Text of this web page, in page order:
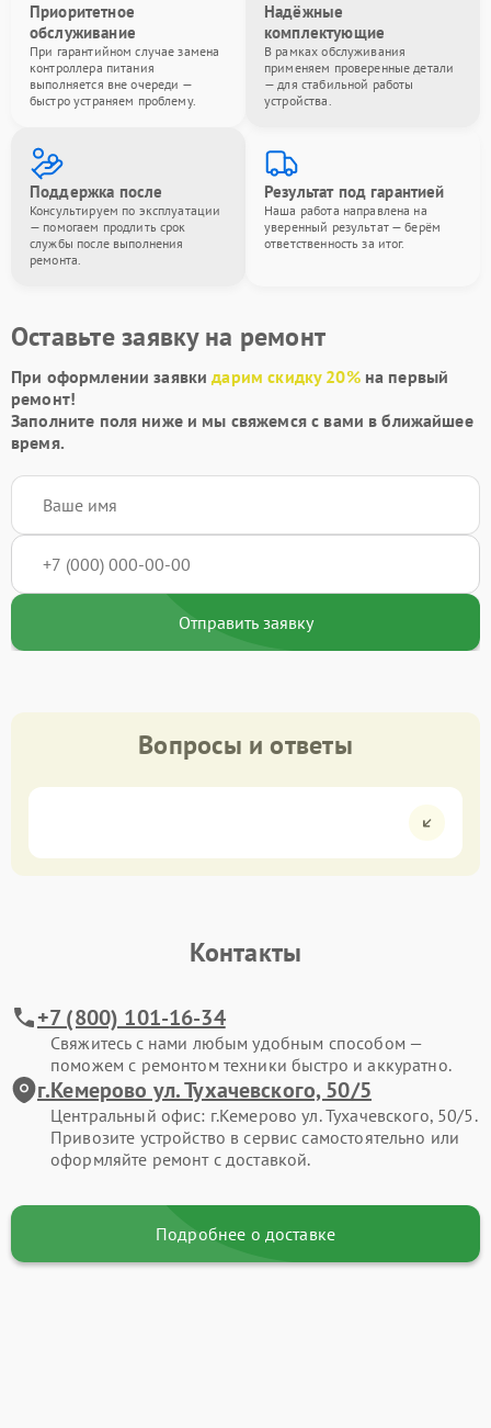
Приоритетное
обслуживание
При гарантийном случае замена
контроллера питания
выполняется вне очереди —
быстро устраняем проблему.
Надёжные
комплектующие
В рамках обслуживания
применяем проверенные детали
— для стабильной работы
устройства.
Поддержка после
Консультируем по эксплуатации
— помогаем продлить срок
службы после выполнения
ремонта.
Результат под гарантией
Наша работа направлена на
уверенный результат — берём
ответственность за итог.
Оставьте заявку на ремонт
При оформлении заявкидарим скидку 20%на первый
ремонт!
Заполните поля ниже и мы свяжемся с вами в ближайшее
время.
Отправить заявку
Вопросы и ответы
Контакты
+7 (800) 101-16-34
Свяжитесь с нами любым удобным способом —
поможем с ремонтом техники быстро и аккуратно.
г.Кемерово ул. Тухачевского, 50/5
Центральный офис: г.Кемерово ул. Тухачевского, 50/5.
Привозите устройство в сервис самостоятельно или
оформляйте ремонт с доставкой.
Подробнее о доставке